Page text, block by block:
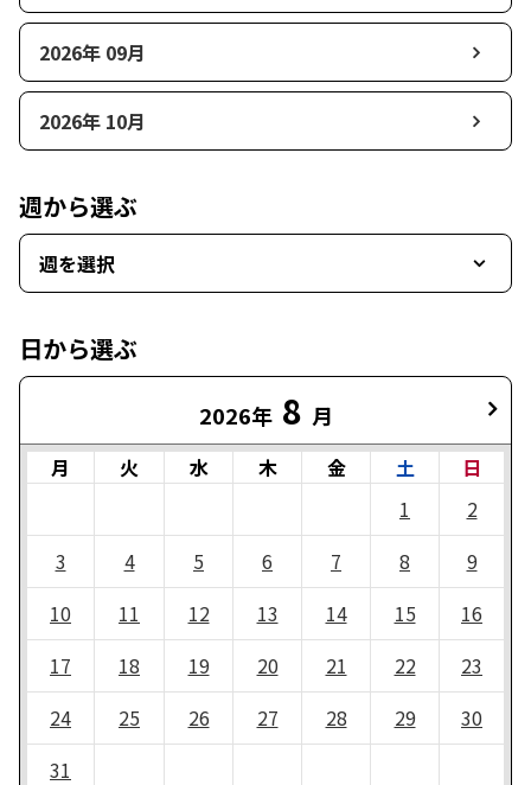
2026年 09月
2026年 10月
週から選ぶ
週を選択
日から選ぶ
2026年 8 月
月 火 水 木 金 土
日
1
2
3
4 5 6 7 8
9
10
11 12 13 14 15
16
17
18 19 20 21 22
23
24
25 26 27 28 29
30
31